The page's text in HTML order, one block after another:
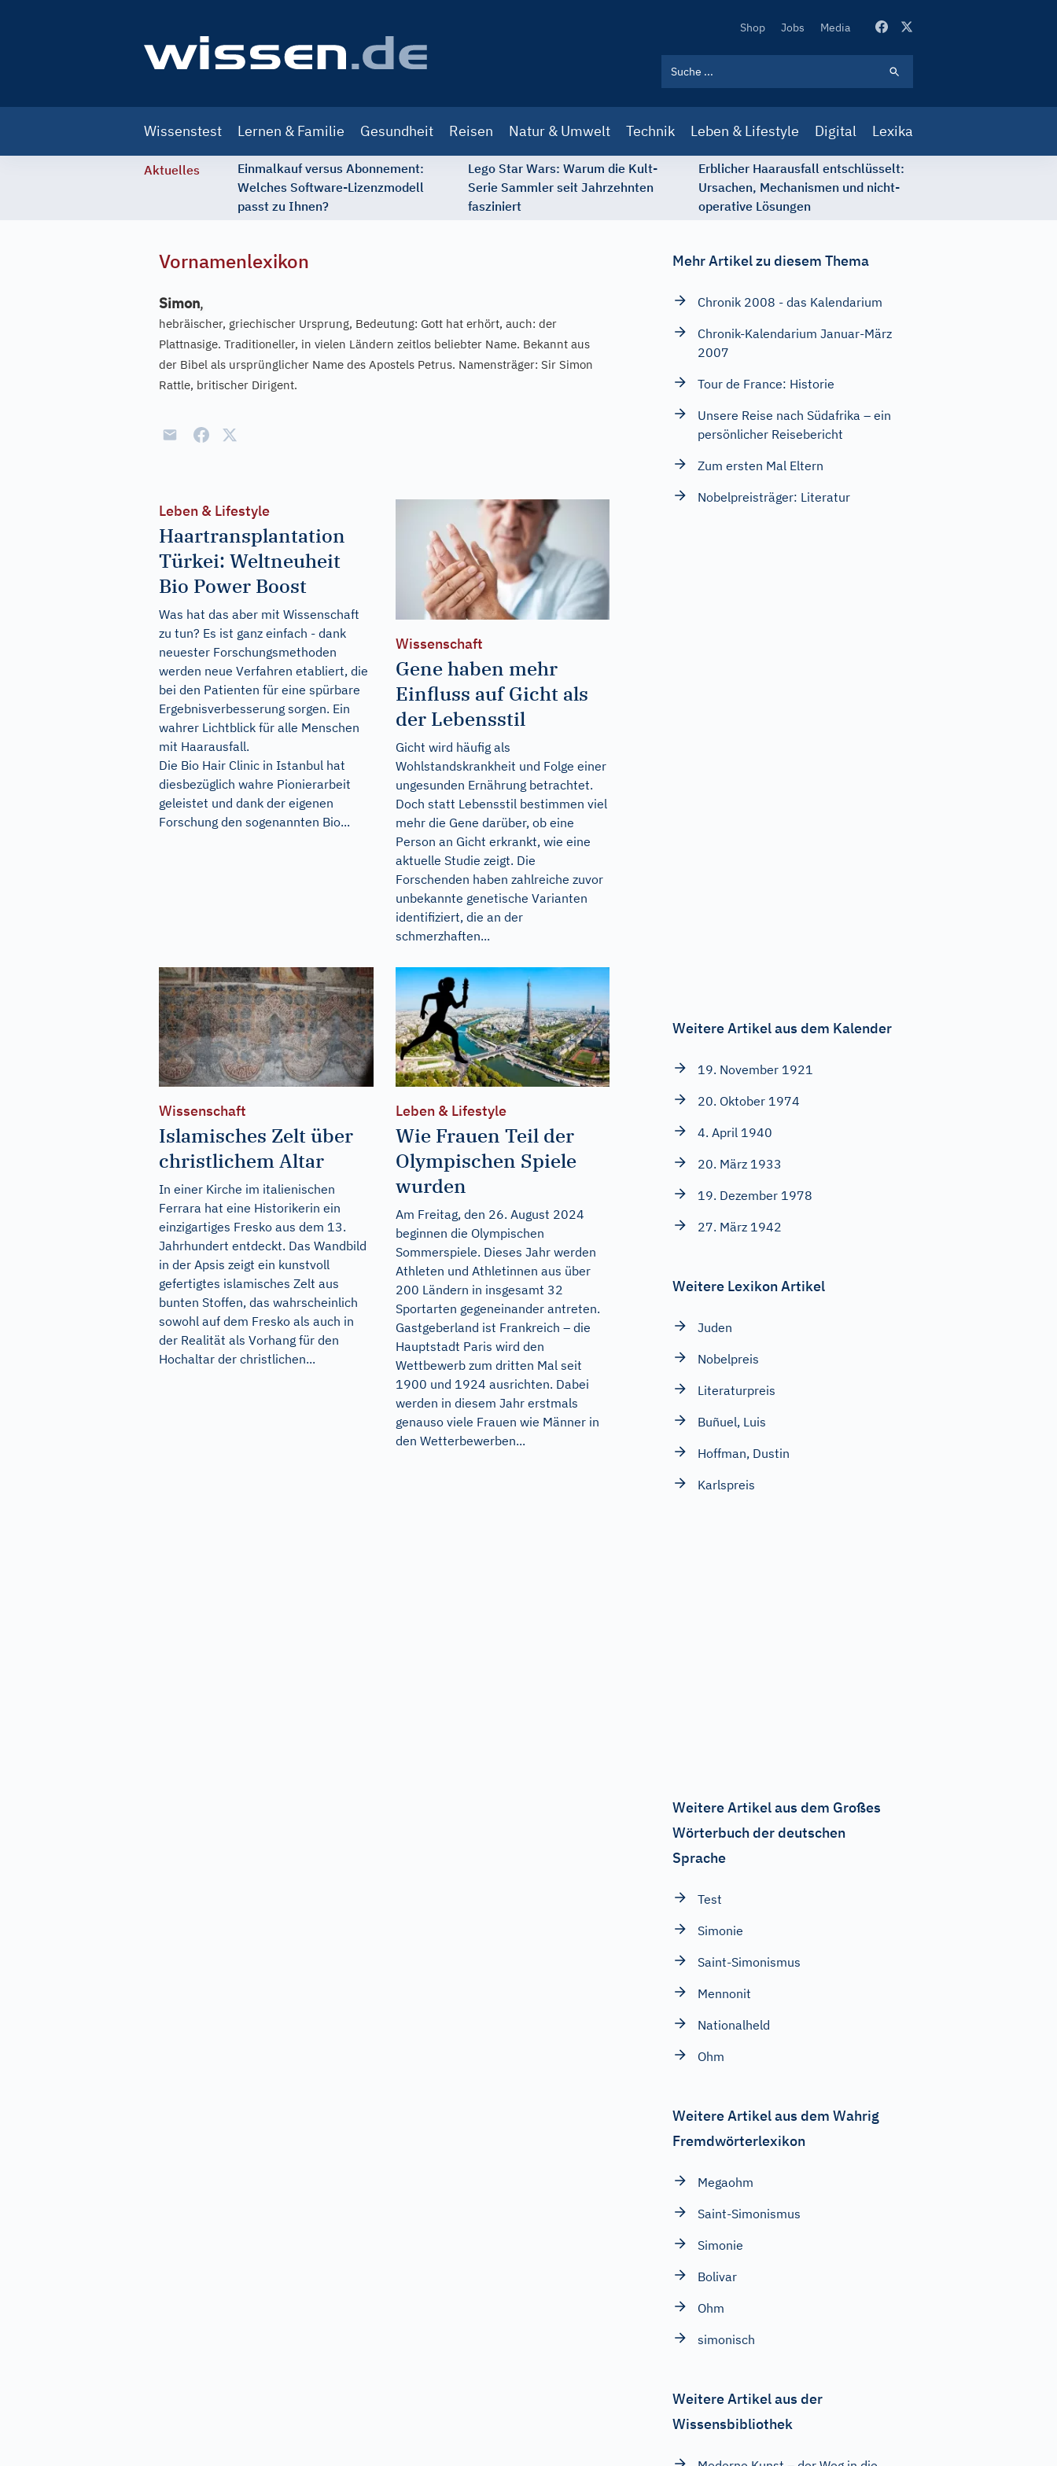
Secondary
Shop Jobs Media
navigation
Wissenstest Lernen & Familie Gesundheit Reisen Natur & Umwelt Technik Leben & Lifestyle Digital Lexika
Aktuelles
Einmalkauf versus Abonnement:
Welches Software-Lizenzmodell
passt zu Ihnen?
Lego Star Wars: Warum die Kult-
Serie Sammler seit Jahrzehnten
fasziniert
Erblicher Haarausfall entschlüsselt:
Ursachen, Mechanismen und nicht-
operative Lösungen
Vornamenlexikon
Simon,
hebräischer, griechischer Ursprung, Bedeutung: Gott hat erhört, auch: der
Plattnasige. Traditioneller, in vielen Ländern zeitlos beliebter Name. Bekannt aus
der Bibel als ursprünglicher Name des Apostels Petrus. Namensträger: Sir Simon
Rattle, britischer Dirigent.
Leben & Lifestyle
Haartransplantation
Türkei: Weltneuheit
Bio Power Boost
Was hat das aber mit Wissenschaft
zu tun? Es ist ganz einfach - dank
neuester Forschungsmethoden
werden neue Verfahren etabliert, die
bei den Patienten für eine spürbare
Ergebnisverbesserung sorgen. Ein
wahrer Lichtblick für alle Menschen
mit Haarausfall.
Die Bio Hair Clinic in Istanbul hat
diesbezüglich wahre Pionierarbeit
geleistet und dank der eigenen
Forschung den sogenannten Bio...
Wissenschaft
Gene haben mehr
Einfluss auf Gicht als
der Lebensstil
Gicht wird häufig als
Wohlstandskrankheit und Folge einer
ungesunden Ernährung betrachtet.
Doch statt Lebensstil bestimmen viel
mehr die Gene darüber, ob eine
Person an Gicht erkrankt, wie eine
aktuelle Studie zeigt. Die
Forschenden haben zahlreiche zuvor
unbekannte genetische Varianten
identifiziert, die an der
schmerzhaften...
Wissenschaft
Islamisches Zelt über
christlichem Altar
In einer Kirche im italienischen
Ferrara hat eine Historikerin ein
einzigartiges Fresko aus dem 13.
Jahrhundert entdeckt. Das Wandbild
in der Apsis zeigt ein kunstvoll
gefertigtes islamisches Zelt aus
bunten Stoffen, das wahrscheinlich
sowohl auf dem Fresko als auch in
der Realität als Vorhang für den
Hochaltar der christlichen...
Leben & Lifestyle
Wie Frauen Teil der
Olympischen Spiele
wurden
Am Freitag, den 26. August 2024
beginnen die Olympischen
Sommerspiele. Dieses Jahr werden
Athleten und Athletinnen aus über
200 Ländern in insgesamt 32
Sportarten gegeneinander antreten.
Gastgeberland ist Frankreich – die
Hauptstadt Paris wird den
Wettbewerb zum dritten Mal seit
1900 und 1924 ausrichten. Dabei
werden in diesem Jahr erstmals
genauso viele Frauen wie Männer in
den Wetterbewerben...
Mehr Artikel zu diesem Thema
Chronik 2008 - das Kalendarium
Chronik-Kalendarium Januar-März
2007
Tour de France: Historie
Unsere Reise nach Südafrika – ein
persönlicher Reisebericht
Zum ersten Mal Eltern
Nobelpreisträger: Literatur
Weitere Artikel aus dem Kalender
19. November 1921
20. Oktober 1974
4. April 1940
20. März 1933
19. Dezember 1978
27. März 1942
Weitere Lexikon Artikel
Juden
Nobelpreis
Literaturpreis
Buñuel, Luis
Hoffman, Dustin
Karlspreis
Weitere Artikel aus dem Großes
Wörterbuch der deutschen
Sprache
Test
Simonie
Saint-Simonismus
Mennonit
Nationalheld
Ohm
Weitere Artikel aus dem Wahrig
Fremdwörterlexikon
Megaohm
Saint-Simonismus
Simonie
Bolivar
Ohm
simonisch
Weitere Artikel aus der
Wissensbibliothek